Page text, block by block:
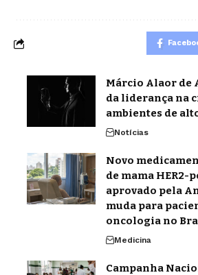
Márcio Alaor de
da liderança na
ambientes de
Notícias
Novo
de mama HER2-
aprovado pela
muda para
oncologia no
Medicina
Campanha